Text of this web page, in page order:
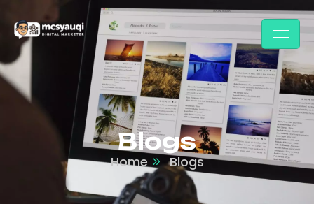
Blogs
Home Blogs